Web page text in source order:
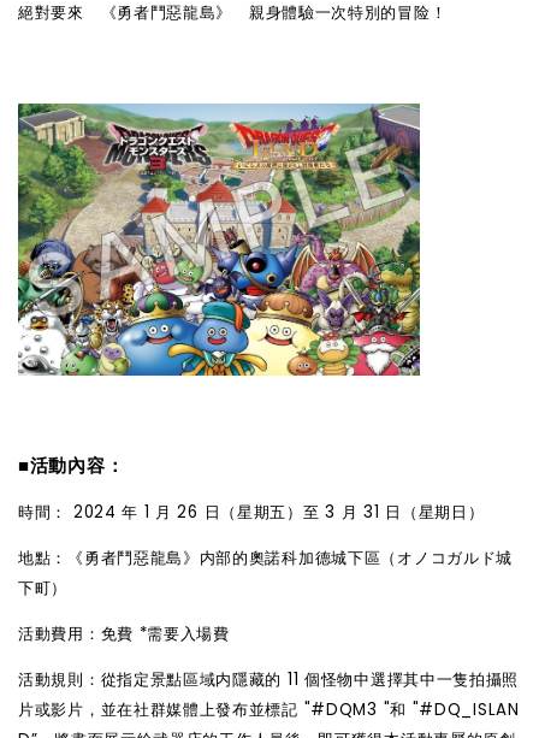
絕對要來 《勇者鬥惡龍島》 親身體驗一次特別的冒险 ！
■活動內容：
時間： 2024 年 1 月 26 日（星期五）至 3 月 31 日（星期日）
地點：《勇者鬥惡龍島》内部的奧諾科加德城下區（オノコガルド城
下町）
活動費用：免費 *需要入場費
活動規則：從指定景點區域内隱藏的 11 個怪物中選擇其中一隻拍攝照
片或影片，並在社群媒體上發布並標記 "#DQM3 "和 "#DQ_ISLAN